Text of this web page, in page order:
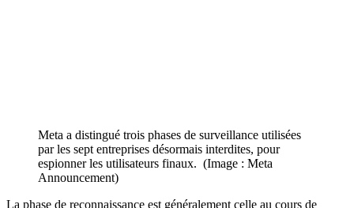
Meta a distingué trois phases de surveillance utilisées
par les sept entreprises désormais interdites, pour
espionner les utilisateurs finaux. (Image : Meta
Announcement)
La phase de reconnaissance est généralement celle au cours de